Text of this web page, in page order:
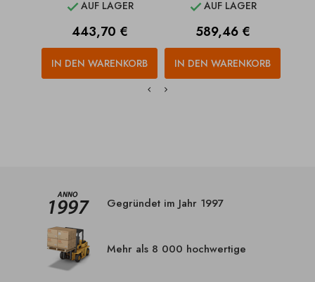
AUF LAGER
Preis
443,70 €
IN DEN WARENKORB
AUF LAGER
Preis
589,46 €
IN DEN WARENKORB
Gegründet im Jahr 1997
Mehr als 8 000 hochwertige